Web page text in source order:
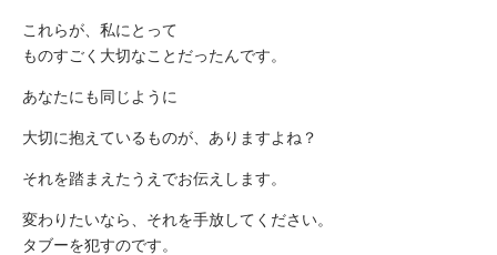
これらが、私にとって
ものすごく大切なことだったんです。
あなたにも同じように
大切に抱えているものが、ありますよね？
それを踏まえたうえでお伝えします。
変わりたいなら、それを手放してください。
タブーを犯すのです。